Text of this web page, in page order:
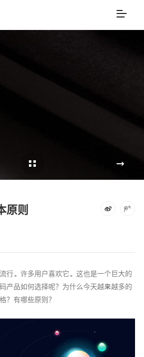
原则
行。许多用户喜欢它。这也是一个巨大的
产品如何选择呢？为什么今天越来越多的
？有哪些原则？